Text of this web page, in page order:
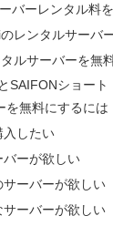
バーレンタル料
レンタルサーバ
ルサーバーを無
SAIFONショー
を無料にするには
入したい
ーが欲しい
ーバーが欲しい
サーバーが欲しい